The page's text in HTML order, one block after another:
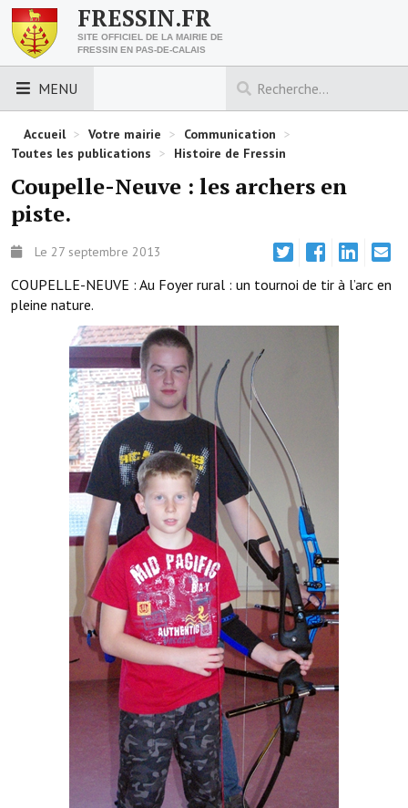
FRESSIN.FR
SITE OFFICIEL DE LA MAIRIE DE
FRESSIN EN PAS-DE-CALAIS
MENU
LES ESSENTIELS
Découvrez Fressin
Venir à Fressin
Urbanisme
Nous contacter
Horaires de la mairie
Les foulées fressinoises
ACCÈS RAPIDE
Démarches administratives
Projets et travaux en cours
Fêtes et manifestations
Numéros d'urgence
Terrains et maisons à vendre
VOTRE MAIRIE
Elus et agents
L'équipe municipale
Le personnel municipal
Les moyens financiers
Accueil > Votre mairie > Communication >
Toutes les publications > Histoire de Fressin
Coupelle-Neuve : les archers en
piste.
Le 27 septembre 2013
COUPELLE-NEUVE : Au Foyer rural : un tournoi de tir à l’arc en
pleine nature.